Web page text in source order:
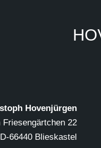
Hovenjürgen
Friesengärtchen 22
D-66440 Blieskastel